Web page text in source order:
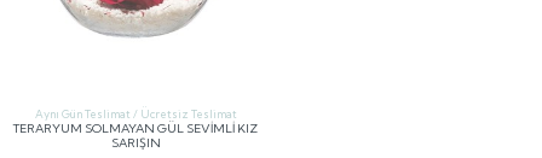
Aynı Gün Teslimat / Ücretsiz Teslimat
TERARYUM SOLMAYAN GÜL SEVİMLİ KIZ
SARIŞIN